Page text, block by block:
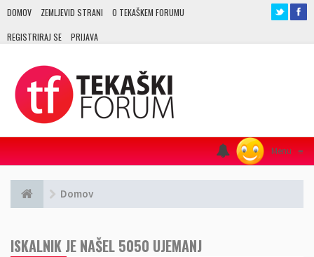
DOMOV ZEMLJEVID STRANI O TEKAŠKEM FORUMU
REGISTRIRAJ SE PRIJAVA
Menu ≡
Domov
ISKALNIK JE NAŠEL 5050 UJEMANJ